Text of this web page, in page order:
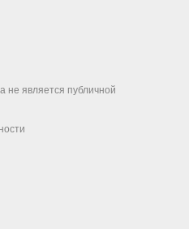
не является публичной